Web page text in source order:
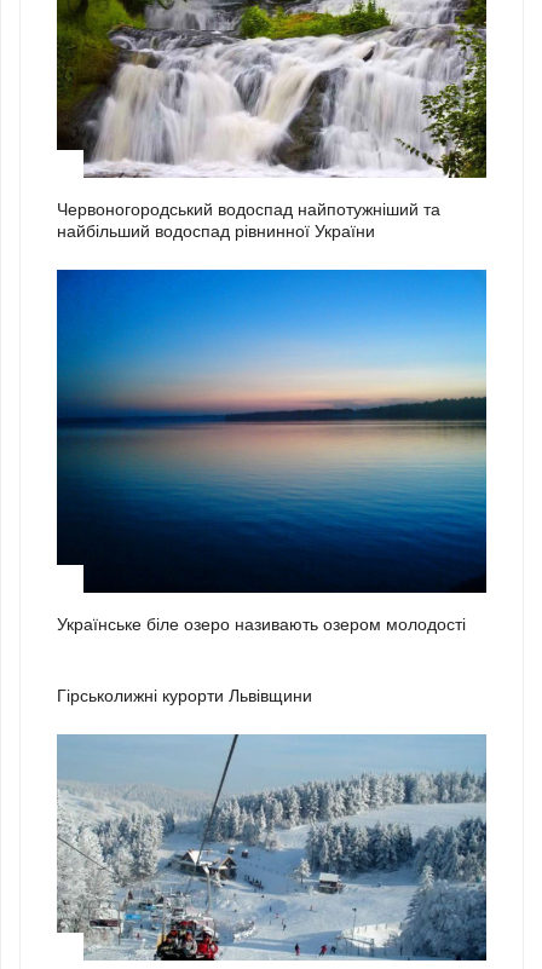
Червоногородський водоспад найпотужніший та
найбільший водоспад рівнинної України
Українське біле озеро називають озером молодості
Гірськолижні курорти Львівщини